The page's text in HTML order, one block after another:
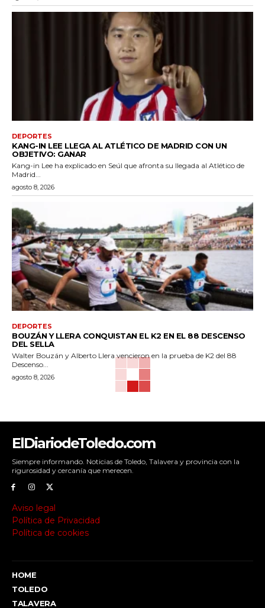
DEPORTES
KANG-IN LEE LLEGA AL ATLÉTICO DE MADRID CON UN
OBJETIVO: GANAR
Kang-in Lee ha explicado en Seúl que afronta su llegada al Atlético de
Madrid...
agosto 8, 2026
DEPORTES
BOUZÁN Y LLERA CONQUISTAN EL K2 EN EL 88 DESCENSO
DEL SELLA
Walter Bouzán y Alberto Llera vencieron en la prueba de K2 del 88
Descenso...
agosto 8, 2026
ElDiariodeToledo.com
Siempre informando. Noticias de Toledo, Talavera y provincia con la
rigurosidad y cercanía que merecen.
Aviso legal
Política de Privacidad
Política de cookies
HOME
TOLEDO
TALAVERA